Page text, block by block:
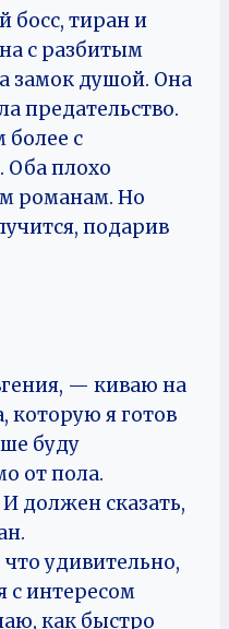
босс, тиран и
с разбитым
замок душой. Она
предательство.
с
Оба плохо
романам. Но
подарив
— киваю на
которую я готов
буду
от пола.
должен сказать,
удивительно,
с интересом
как быстро